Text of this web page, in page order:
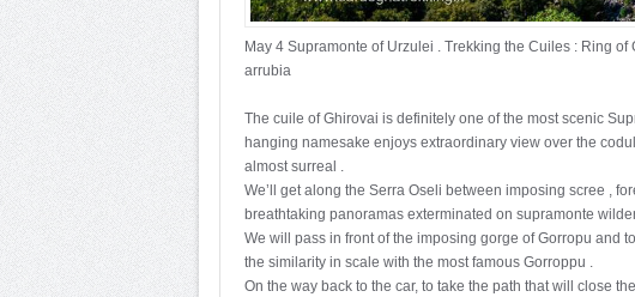
May 4 Supramonte of Urzulei . Trekking the Cuiles : Ring
arrubia
The cuile of Ghirovai is definitely one of the most scenic
hanging namesake enjoys extraordinary view over the
almost surreal .
We’ll get along the Serra Oseli between imposing scree ,
breathtaking panoramas exterminated on supramonte
We will pass in front of the imposing gorge of Gorropu and
the similarity in scale with the most famous Gorroppu .
On the way back to the car, to take the path that will close